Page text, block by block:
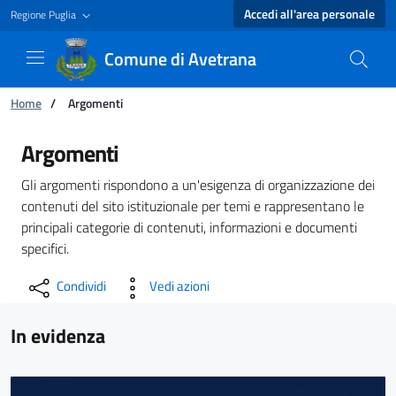
Regione Puglia Accedi all'area personale
Comune di Avetrana
Ti trovi in:
Home / Argomenti
Argomenti - Comune di Avetrana
Argomenti
Gli argomenti rispondono a un'esigenza di organizzazione dei
contenuti del sito istituzionale per temi e rappresentano le
principali categorie di contenuti, informazioni e documenti
specifici.
Condividi Vedi azioni
In evidenza